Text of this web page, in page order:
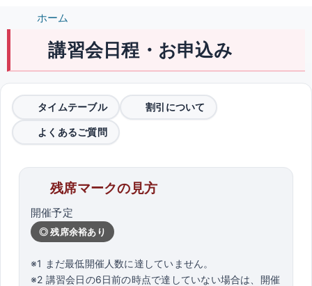
ホーム
講習会日程・お申込み
タイムテーブル 割引について
よくあるご質問
残席マークの見方
開催予定
◎ 残席余裕あり
※1 まだ最低開催人数に達していません。
※2 講習会日の6日前の時点で達していない場合は、開催